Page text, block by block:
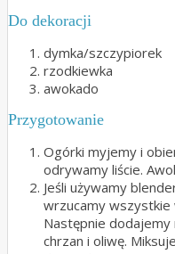
Do dekoracji
dymka/szczypiorek
rzodkiewka
awokado
Przygotowanie
Ogórki myjemy i
odrywamy liście.
Jeśli używamy
wrzucamy wszystkie
Następnie
chrzan i oliwę.